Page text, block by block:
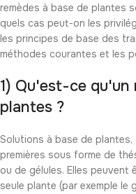
remèdes à base de plantes
quels cas peut-on les
les principes de base des
méthodes courantes et les
1) Qu'est-ce qu'un
plantes ?
Solutions à base de plantes,
premières sous forme de
ou de gélules. Elles peuvent
seule plante (par exemple le